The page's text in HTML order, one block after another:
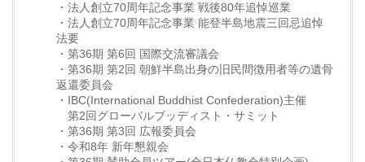
・法人創立70周年記念事業 戦後80年追悼巡業
・法人創立70周年記念事業 能登半島地震三回忌追悼
法要
・第36期 第6回 国際交流審議会
・第36期 第2回 朝鮮半島出身の旧民間徴用者等の遺骨
返還委員会
・IBC(International Buddhist Confederation)主催
第2回グローバルブッディスト・サミット
・第36期 第3回 広報委員会
・令和8年 新年懇親会